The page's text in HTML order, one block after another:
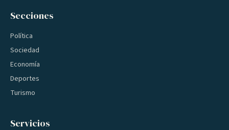
Secciones
Política
Sociedad
Economía
Deportes
Turismo
Servicios